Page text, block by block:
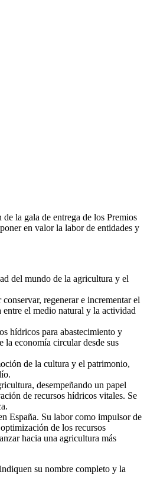
la gala de entrega de los Premios
en valor la labor de entidades y
del mundo de la agricultura y el
conservar, regenerar e incrementar el
el medio natural y la actividad
hídricos para abastecimiento y
la economía circular desde sus
de la cultura y el patrimonio,
desempeñando un papel
de recursos hídricos vitales. Se
España. Su labor como impulsor de
de los recursos
hacia una agricultura más
su nombre completo y la